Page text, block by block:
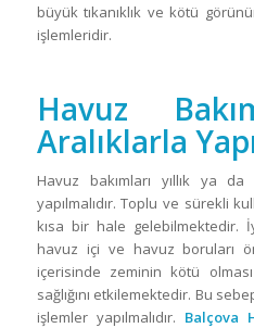
büyük tıkanıklık ve kötü
işlemleridir.
Havuz
Aralıklarla
Havuz bakımları yıllık ya
yapılmalıdır. Toplu ve sürekli
kısa bir hale
havuz içi ve havuz boruları
içerisinde zeminin kötü
sağlığını etkilemektedir. Bu
işlemler yapılmalıdır. Balçova